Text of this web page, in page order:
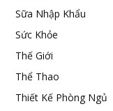
Sữa Nhập Khẩu
Sức Khỏe
Thế Giới
Thể Thao
Thiết Kế Phòng Ngủ